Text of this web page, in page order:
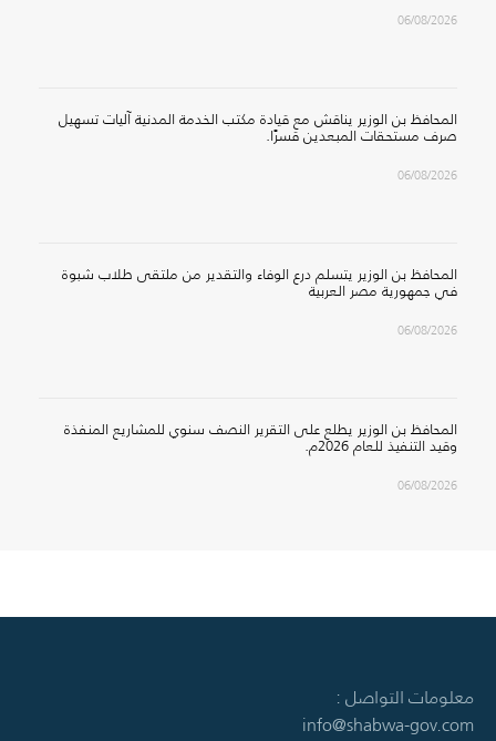
06/08/2026
المحافظ بن الوزير يناقش مع قيادة مكتب الخدمة المدنية آليات تسهيل
صرف مستحقات المبعدين قسرًا.
06/08/2026
المحافظ بن الوزير يتسلم درع الوفاء والتقدير من ملتقى طلاب شبوة
في جمهورية مصر العربية
06/08/2026
المحافظ بن الوزير يطلع على التقرير النصف سنوي للمشاريع المنفذة
وقيد التنفيذ للعام 2026م.
06/08/2026
معلومات التواصل :
info@shabwa-gov.com